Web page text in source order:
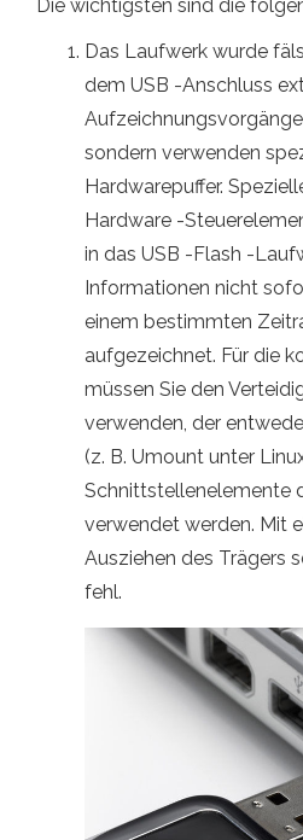
Die wichtigsten sind die
Das Laufwerk wurde
dem USB -Anschluss
sondern verwenden
Hardwarepuffer.
Hardware -
in das USB -Flash -
Informationen nicht
einem bestimmten
aufgezeichnet. Für die
müssen Sie den
verwenden, der
(z. B. Umount unter
Schnittstellenelemente
verwendet werden. Mit
Ausziehen des Trägers
fehl.